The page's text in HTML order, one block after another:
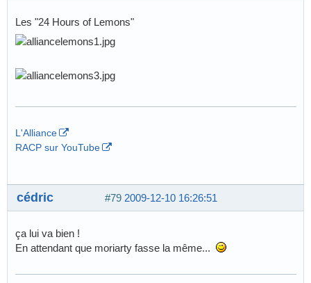
Les "24 Hours of Lemons"
L'Alliance
RACP sur YouTube
#79 2009-12-10 16:26:51
cédric
ça lui va bien !
En attendant que moriarty fasse la même...